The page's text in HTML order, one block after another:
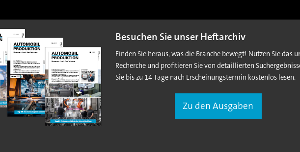
Besuchen Sie unser Heftarchiv
Finden Sie heraus, was die Branche bewegt! Nutzen Sie
Recherche und profitieren Sie von detaillierten
Sie bis zu 14 Tage nach Erscheinungstermin kostenlos lesen.
Zu den Ausgaben